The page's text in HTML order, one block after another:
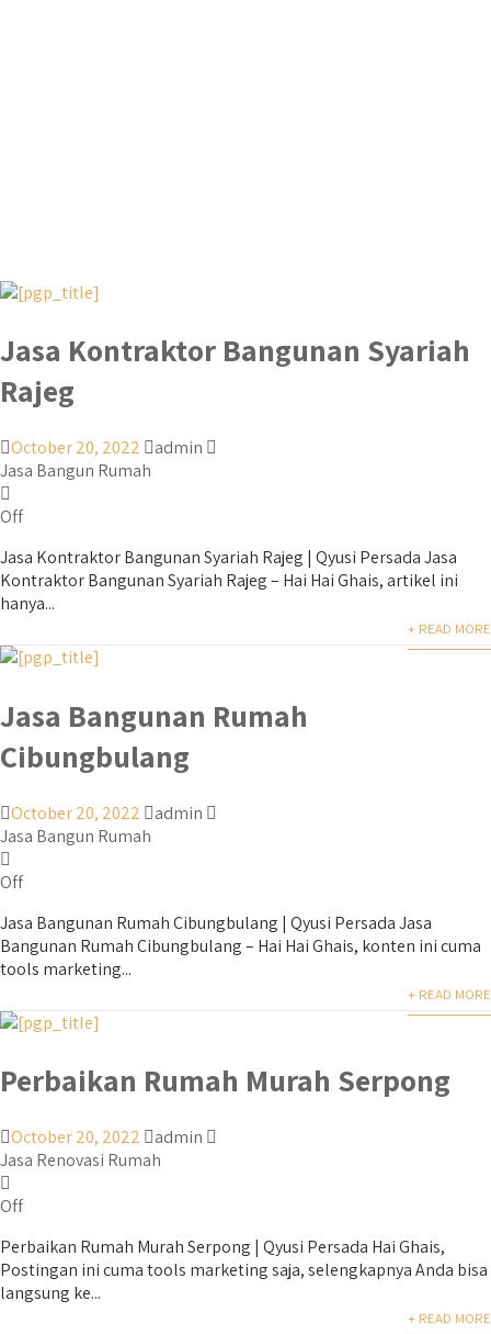
Jasa Kontraktor Bangunan Syariah
Rajeg
October 20, 2022
admin
Jasa Bangun Rumah
Off
Jasa Kontraktor Bangunan Syariah Rajeg | Qyusi Persada Jasa
Kontraktor Bangunan Syariah Rajeg – Hai Hai Ghais, artikel ini
hanya...
+ READ MORE
Jasa Bangunan Rumah
Cibungbulang
October 20, 2022
admin
Jasa Bangun Rumah
Off
Jasa Bangunan Rumah Cibungbulang | Qyusi Persada Jasa
Bangunan Rumah Cibungbulang – Hai Hai Ghais, konten ini cuma
tools marketing...
+ READ MORE
Perbaikan Rumah Murah Serpong
October 20, 2022
admin
Jasa Renovasi Rumah
Off
Perbaikan Rumah Murah Serpong | Qyusi Persada Hai Ghais,
Postingan ini cuma tools marketing saja, selengkapnya Anda bisa
langsung ke...
+ READ MORE